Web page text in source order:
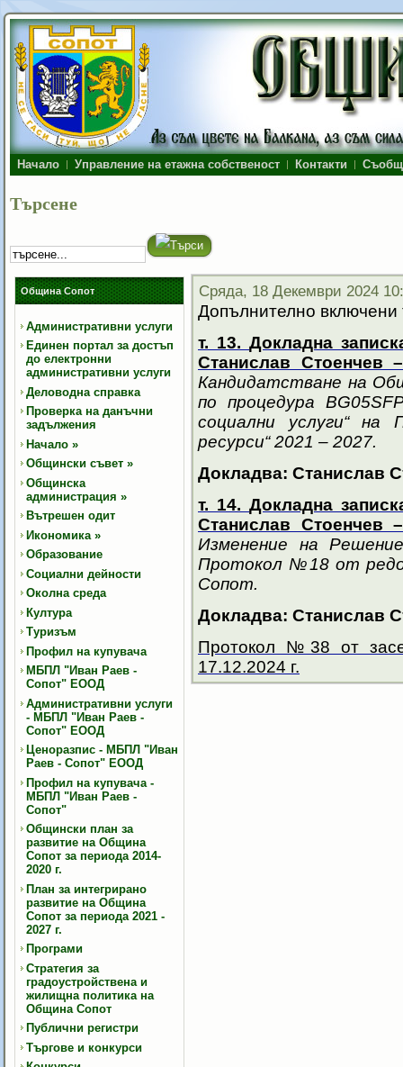
Начало Управление на етажна собственост Контакти
Търсене
Община Сопот
Административни услуги
Единен портал за достъп
до електронни
административни услуги
Деловодна справка
Проверка на данъчни
задължения
Начало »
Общински съвет »
Общинска
администрация »
Вътрешен одит
Икономика »
Образование
Социални дейности
Околна среда
Култура
Туризъм
Профил на купувача
МБПЛ "Иван Раев -
Сопот" ЕООД
Административни услуги
- МБПЛ "Иван Раев -
Сопот" ЕООД
Ценоразпис - МБПЛ "Иван
Раев - Сопот" ЕООД
Профил на купувача -
МБПЛ "Иван Раев -
Сопот"
Общински план за
развитие на Община
Сопот за периода 2014-
2020 г.
План за интегрирано
развитие на Община
Сопот за периода 2021 -
2027 г.
Програми
Стратегия за
градоустройствена и
жилищна политика на
Община Сопот
Публични регистри
Търгове и конкурси
Сряда, 18 Декември 2024
Допълнително включени
т. 13. Докладна
Станислав
Кандидатстване на
по процедура
социални услуги“ на
ресурси“ 2021 – 2027.
Докладва: Станислав
т. 14. Докладна
Станислав
Изменение на
Протокол №18 от
Сопот.
Докладва: Станислав
Протокол №38 от
17.12.2024 г.